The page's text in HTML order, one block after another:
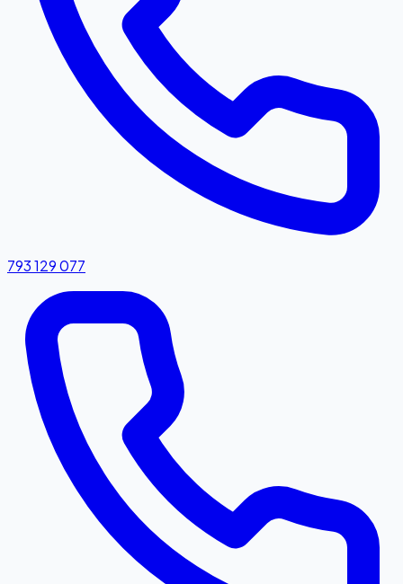
793 129 077